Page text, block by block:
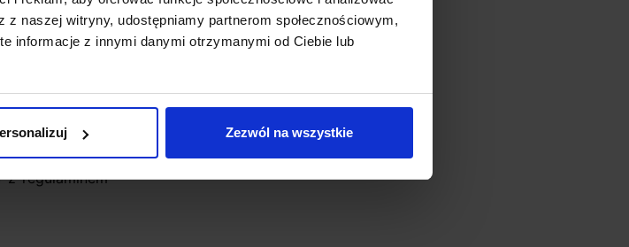
naszej witryny, udostępniamy partnerom społecznościowym,
informacje z innymi danymi otrzymanymi od Ciebie lub
Zezwól na wszystkie
z regulaminem